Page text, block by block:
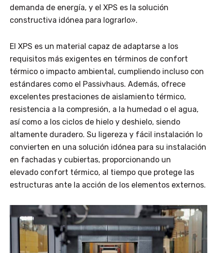
demanda de energía, y el XPS es la solución
constructiva idónea para lograrlo».
El XPS es un material capaz de adaptarse a los
requisitos más exigentes en términos de confort
térmico o impacto ambiental, cumpliendo incluso con
estándares como el Passivhaus. Además, ofrece
excelentes prestaciones de aislamiento térmico,
resistencia a la compresión, a la humedad o el agua,
así como a los ciclos de hielo y deshielo, siendo
altamente duradero. Su ligereza y fácil instalación lo
convierten en una solución idónea para su instalación
en fachadas y cubiertas, proporcionando un
elevado confort térmico, al tiempo que protege las
estructuras ante la acción de los elementos externos.